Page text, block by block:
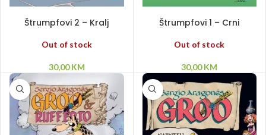
Štrumpfovi 2 – Kralj
Štrumpfonija u c-duru
Out of stock
30,00KM
Štrumpfovi 1 – Crni
Štrumpf – Kradljivac
Štrumpfova
Out of stock
30,00KM